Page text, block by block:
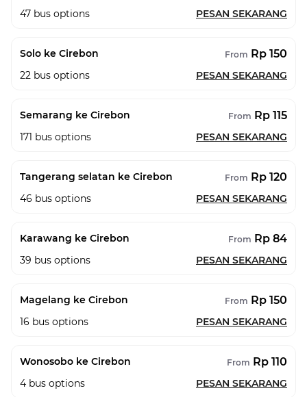
47 bus options PESAN SEKARANG
Solo ke Cirebon From Rp 150
22 bus options PESAN SEKARANG
Semarang ke Cirebon From Rp 115
171 bus options PESAN SEKARANG
Tangerang selatan ke Cirebon From Rp 120
46 bus options PESAN SEKARANG
Karawang ke Cirebon From Rp 84
39 bus options PESAN SEKARANG
Magelang ke Cirebon From Rp 150
16 bus options PESAN SEKARANG
Wonosobo ke Cirebon From Rp 110
4 bus options PESAN SEKARANG